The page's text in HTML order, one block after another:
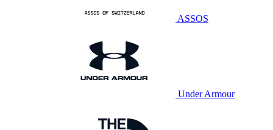
ASSOS
Under Armour